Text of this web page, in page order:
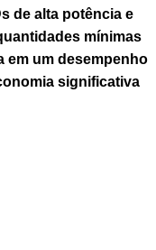
de alta potência e
mínimas
em um desempenho
significativa